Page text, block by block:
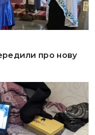
про нову